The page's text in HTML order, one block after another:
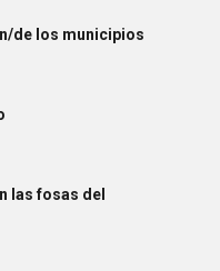
de los municipios
las fosas del